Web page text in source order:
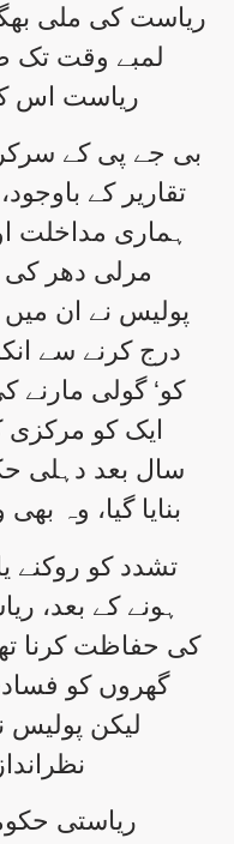
ریاست کی ملی
لمبے وقت تک
ریاست اس
بی جے پی کے
تقاریر کے
ہماری مداخلت
مرلی دھر
پولیس نے ان
درج کرنے سے
کو‘ گولی مارنے
ایک کو مرکزی
سال بعد دہلی
بنایا گیا، وہ
تشدد کو روکنے
ہونے کے بعد،
کی حفاظت کرنا
گھروں کو